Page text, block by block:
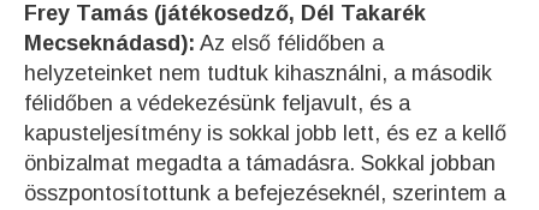
Frey Tamás (játékosedző, Dél Takarék
Mecseknádasd): Az első félidőben a
helyzeteinket nem tudtuk kihasználni, a második
félidőben a védekezésünk feljavult, és a
kapusteljesítmény is sokkal jobb lett, és ez a kellő
önbizalmat megadta a támadásra. Sokkal jobban
összpontosítottunk a befejezéseknél, szerintem a